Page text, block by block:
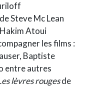
Steve Mc Lean
Atoui
les films :
Baptiste
entre autres
lèvres rougesde